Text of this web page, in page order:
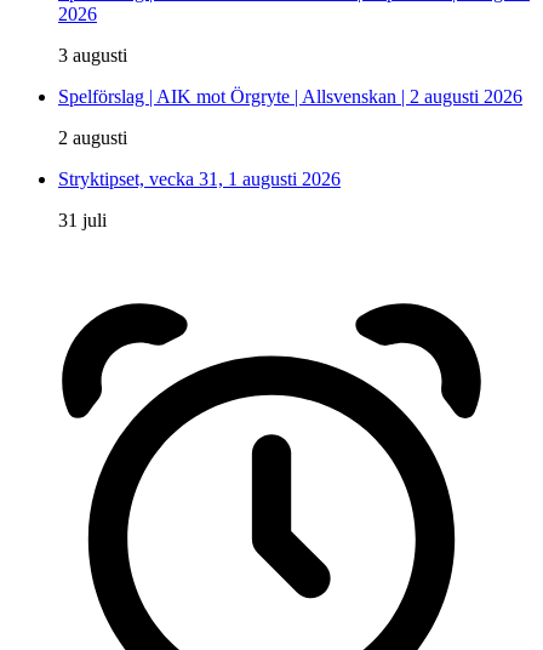
2026
3 augusti
Spelförslag | AIK mot Örgryte | Allsvenskan | 2 augusti 2026
2 augusti
Stryktipset, vecka 31, 1 augusti 2026
31 juli